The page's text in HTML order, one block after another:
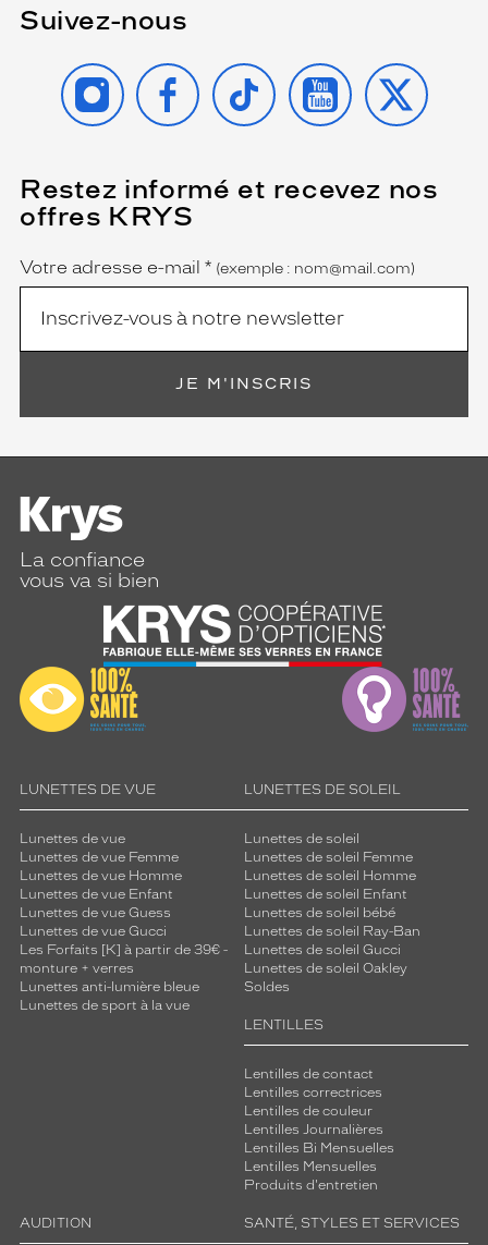
Suivez-nous
INSTAGRAMFACEBOOK
TIKTOK YOUTUBE
X
Restez informé et recevez nos
offres KRYS
Name
Votre adresse e-mail *
(Ce
champ
est
obligatoire)
(exemple : nom@mail.com)
JE M'INSCRIS
La confiance
vous va si bien
LUNETTES DE VUE
Lunettes de vue
Lunettes de vue Femme
Lunettes de vue Homme
Lunettes de vue Enfant
Lunettes de vue Guess
Lunettes de vue Gucci
Les Forfaits [K] à partir de 39€ -
monture + verres
Lunettes anti-lumière bleue
Lunettes de sport à la vue
LUNETTES DE SOLEIL
Lunettes de soleil
Lunettes de soleil Femme
Lunettes de soleil Homme
Lunettes de soleil Enfant
Lunettes de soleil bébé
Lunettes de soleil Ray-Ban
Lunettes de soleil Gucci
Lunettes de soleil Oakley
Soldes
LENTILLES
Lentilles de contact
Lentilles correctrices
Lentilles de couleur
Lentilles Journalières
Lentilles Bi Mensuelles
Lentilles Mensuelles
Produits d'entretien
AUDITION SANTÉ, STYLES ET SERVICES